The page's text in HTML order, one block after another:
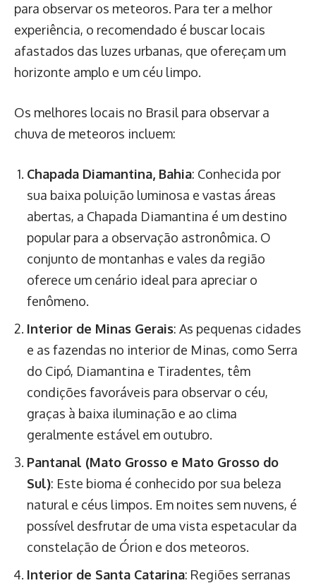
para observar os meteoros. Para ter a melhor
experiência, o recomendado é buscar locais
afastados das luzes urbanas, que ofereçam um
horizonte amplo e um céu limpo.
Os melhores locais no Brasil para observar a
chuva de meteoros incluem:
Chapada Diamantina, Bahia: Conhecida por
sua baixa poluição luminosa e vastas áreas
abertas, a Chapada Diamantina é um destino
popular para a observação astronômica. O
conjunto de montanhas e vales da região
oferece um cenário ideal para apreciar o
fenômeno.
Interior de Minas Gerais: As pequenas cidades
e as fazendas no interior de Minas, como Serra
do Cipó, Diamantina e Tiradentes, têm
condições favoráveis para observar o céu,
graças à baixa iluminação e ao clima
geralmente estável em outubro.
Pantanal (Mato Grosso e Mato Grosso do
Sul): Este bioma é conhecido por sua beleza
natural e céus limpos. Em noites sem nuvens, é
possível desfrutar de uma vista espetacular da
constelação de Órion e dos meteoros.
Interior de Santa Catarina: Regiões serranas